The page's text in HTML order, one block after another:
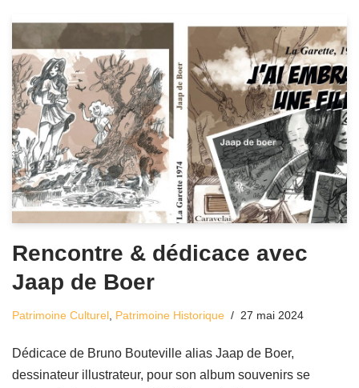
Rencontre & dédicace avec
Jaap de Boer
Patrimoine Culturel Patrimoine Historique 27 mai 2024
Dédicace de Bruno Bouteville alias Jaap de Boer,
dessinateur illustrateur, pour son album souvenirs se